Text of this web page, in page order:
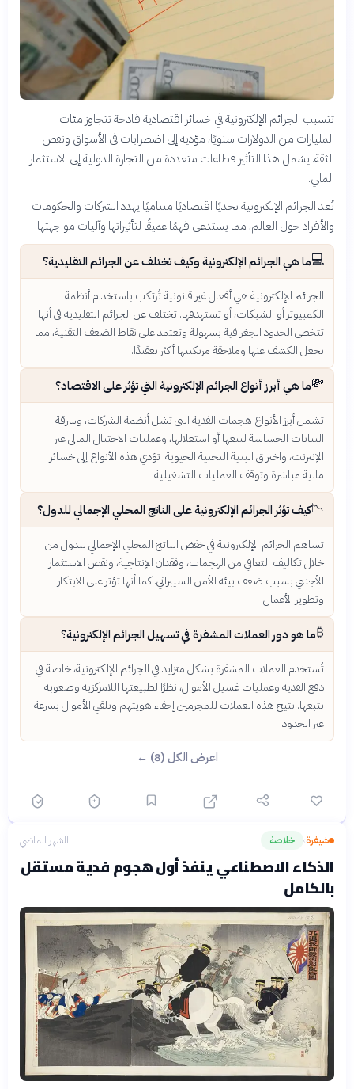
تتسبب الجرائم الإلكترونية في خسائر اقتصادية فادحة تتجاوز مئات
المليارات من الدولارات سنويًا، مؤدية إلى اضطرابات في الأسواق ونقص
الثقة. يشمل هذا التأثير قطاعات متعددة من التجارة الدولية إلى الاستثمار
المالي.
تُعد الجرائم الإلكترونية تحديًا اقتصاديًا متناميًا يهدد الشركات والحكومات
والأفراد حول العالم، مما يستدعي فهمًا عميقًا لتأثيراتها وآليات مواجهتها.
💻ما هي الجرائم الإلكترونية وكيف تختلف عن الجرائم التقليدية؟
الجرائم الإلكترونية هي أفعال غير قانونية تُرتكب باستخدام أنظمة
الكمبيوتر أو الشبكات، أو تستهدفها. تختلف عن الجرائم التقليدية في أنها
تتخطى الحدود الجغرافية بسهولة وتعتمد على نقاط الضعف التقنية، مما
يجعل الكشف عنها وملاحقة مرتكبيها أكثر تعقيدًا.
💸ما هي أبرز أنواع الجرائم الإلكترونية التي تؤثر على الاقتصاد؟
تشمل أبرز الأنواع هجمات الفدية التي تشل أنظمة الشركات، وسرقة
البيانات الحساسة لبيعها أو استغلالها، وعمليات الاحتيال المالي عبر
الإنترنت، واختراق البنية التحتية الحيوية. تؤدي هذه الأنواع إلى خسائر
مالية مباشرة وتوقف العمليات التشغيلية.
📉كيف تؤثر الجرائم الإلكترونية على الناتج المحلي الإجمالي للدول؟
تساهم الجرائم الإلكترونية في خفض الناتج المحلي الإجمالي للدول من
خلال تكاليف التعافي من الهجمات، وفقدان الإنتاجية، ونقص الاستثمار
الأجنبي بسبب ضعف بيئة الأمن السيبراني. كما أنها تؤثر على الابتكار
وتطوير الأعمال.
₿ما هو دور العملات المشفرة في تسهيل الجرائم الإلكترونية؟
تُستخدم العملات المشفرة بشكل متزايد في الجرائم الإلكترونية، خاصة في
دفع الفدية وعمليات غسيل الأموال، نظرًا لطبيعتها اللامركزية وصعوبة
تتبعها. تتيح هذه العملات للمجرمين إخفاء هويتهم وتلقي الأموال بسرعة
عبر الحدود.
اعرض الكل (8) ←
شيفرة› خلاصة الشهر الماضي
الذكاء الاصطناعي ينفذ أول هجوم فدية مستقل
بالكامل